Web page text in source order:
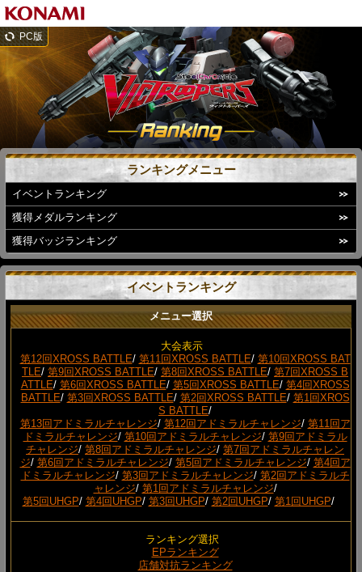
PC版
ランキングメニュー
イベントランキング
獲得メダルランキング
獲得バッジランキング
イベントランキング
メニュー選択
大会表示
第12回XROSS BATTLE/ 第11回XROSS BATTLE/ 第10回XROSS BAT
TLE/ 第9回XROSS BATTLE/ 第8回XROSS BATTLE/ 第7回XROSS B
ATTLE/ 第6回XROSS BATTLE/ 第5回XROSS BATTLE/ 第4回XROSS
BATTLE/ 第3回XROSS BATTLE/ 第2回XROSS BATTLE/ 第1回XROS
S BATTLE/
第13回アドミラルチャレンジ/ 第12回アドミラルチャレンジ/ 第11回ア
ドミラルチャレンジ/ 第10回アドミラルチャレンジ/ 第9回アドミラル
チャレンジ/ 第8回アドミラルチャレンジ/ 第7回アドミラルチャレン
ジ/ 第6回アドミラルチャレンジ/ 第5回アドミラルチャレンジ/ 第4回ア
ドミラルチャレンジ/ 第3回アドミラルチャレンジ/ 第2回アドミラルチ
ャレンジ/ 第1回アドミラルチャレンジ/
第5回UHGP/ 第4回UHGP/ 第3回UHGP/ 第2回UHGP/ 第1回UHGP/
ランキング選択
EPランキング
店舗対抗ランキング